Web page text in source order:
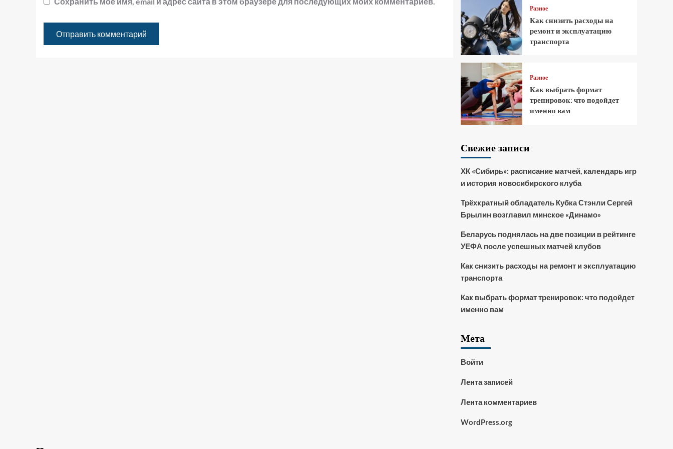
Разное
Как снизить расходы на
ремонт и эксплуатацию
транспорта
Разное
Как выбрать формат
тренировок: что подойдет
именно вам
Свежие записи
ХК «Сибирь»: расписание матчей, календарь игр
и история новосибирского клуба
Трёхкратный обладатель Кубка Стэнли Сергей
Брылин возглавил минское «Динамо»
Беларусь поднялась на две позиции в рейтинге
УЕФА после успешных матчей клубов
Как снизить расходы на ремонт и эксплуатацию
транспорта
Как выбрать формат тренировок: что подойдет
именно вам
Мета
Войти
Лента записей
Лента комментариев
WordPress.org